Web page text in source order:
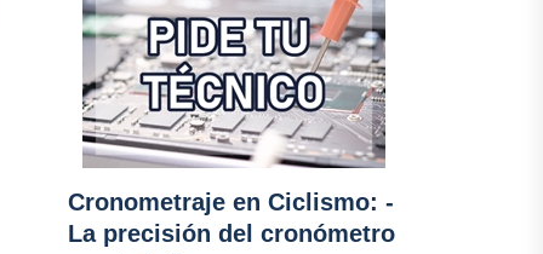
Cronometraje en Ciclismo: -
La precisión del cronómetro